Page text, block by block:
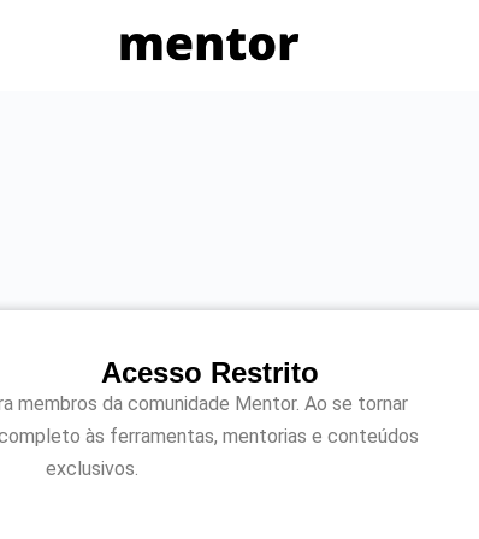
Acesso Restrito
membros da comunidade Mentor. Ao se tornar
às ferramentas, mentorias e conteúdos
exclusivos.